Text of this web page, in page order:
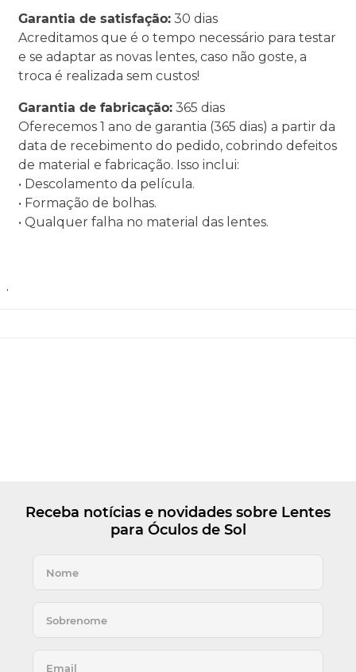
Garantia de satisfação: 30 dias
Acreditamos que é o tempo necessário para testar
e se adaptar as novas lentes, caso não goste, a
troca é realizada sem custos!
Garantia de fabricação: 365 dias
Oferecemos 1 ano de garantia (365 dias) a partir da
data de recebimento do pedido, cobrindo defeitos
de material e fabricação. Isso inclui:
• Descolamento da película.
• Formação de bolhas.
• Qualquer falha no material das lentes.
.
Receba notícias e novidades sobre Lentes
para Óculos de Sol